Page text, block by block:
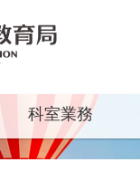
科室業務